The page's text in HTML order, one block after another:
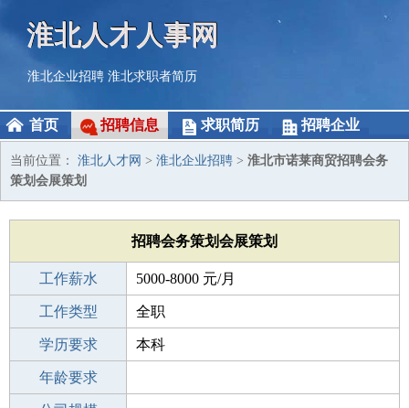
淮北人才人事网
淮北企业招聘 淮北求职者简历
首页 招聘信息 求职简历 招聘企业
当前位置： 淮北人才网 > 淮北企业招聘 > 淮北市诺莱商贸招聘会务
策划会展策划
招聘会务策划会展策划
工作薪水 5000-8000 元/月
招聘人数 1人
工作类型 全职
性别要求 -
学历要求 本科
工作经验
年龄要求